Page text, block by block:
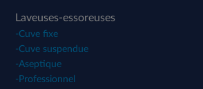
Laveuses-essoreuses
-Cuve fixe
-Cuve suspendue
-Aseptique
- Professionnel